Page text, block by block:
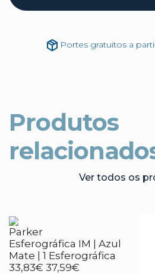
Portes gratuitos a
Produtos
Ver todos os
Parker
Esferográfica IM | Azul
Mate | 1 Esferográfica
33,83€ 37,59€